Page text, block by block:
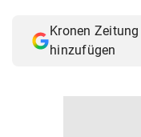
Kronen
hinzufügen